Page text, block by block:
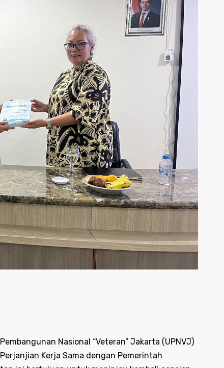
Nasional “Veteran” Jakarta (UPNVJ)
Kerja Sama dengan Pemerintah